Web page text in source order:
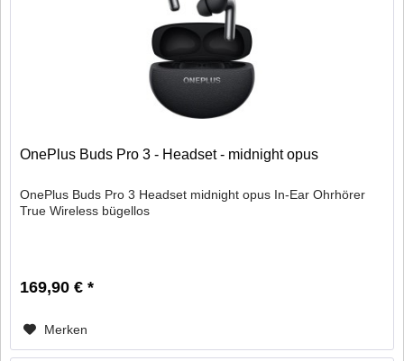
OnePlus Buds Pro 3 - Headset - midnight opus
OnePlus Buds Pro 3 Headset midnight opus In-Ear Ohrhörer
True Wireless bügellos
169,90 € *
Merken